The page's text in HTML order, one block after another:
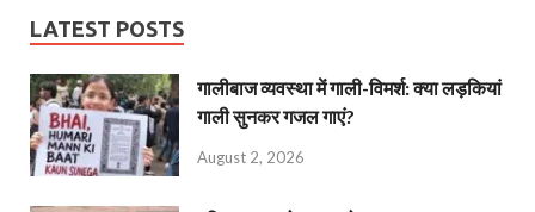
LATEST POSTS
गालीबाज व्‍यवस्‍था में गाली-विमर्श: क्या लड़कियां
गाली सुनकर गजल गाएं?
August 2, 2026